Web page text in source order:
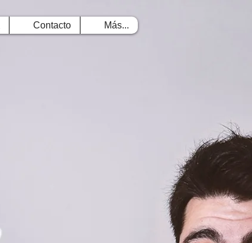
Contacto Más...